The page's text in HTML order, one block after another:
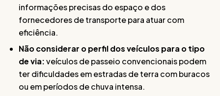
informações precisas do espaço e dos
fornecedores de transporte para atuar com
eficiência.
Não considerar o perfil dos veículos para o tipo
de via:veículos de passeio convencionais podem
ter dificuldades em estradas de terra com buracos
ou em períodos de chuva intensa.